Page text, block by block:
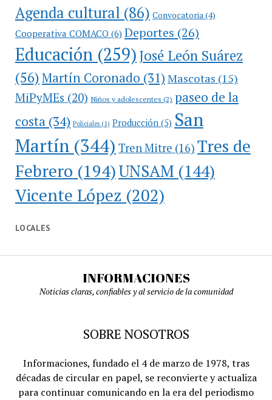
Agenda cultural (86) Convocatoria (4)
Cooperativa COMACO(6) Deportes (26)
Educación(259)José León Suárez
(56)Martín Coronado (31) Mascotas (15)
MiPyMEs (20) Niños y adolescentes (2) paseo de la
costa(34) Policiales(1) Producción(5) San
Martín(344) Tren Mitre (16) Tres de
Febrero (194)UNSAM (144)
Vicente López (202)
LOCALES
INFORMACIONES
Noticias claras, confiables y al servicio de la comunidad
SOBRE NOSOTROS
Informaciones, fundado el 4 de marzo de 1978, tras
décadas de circular en papel, se reconvierte y actualiza
para continuar comunicando en la era del periodismo